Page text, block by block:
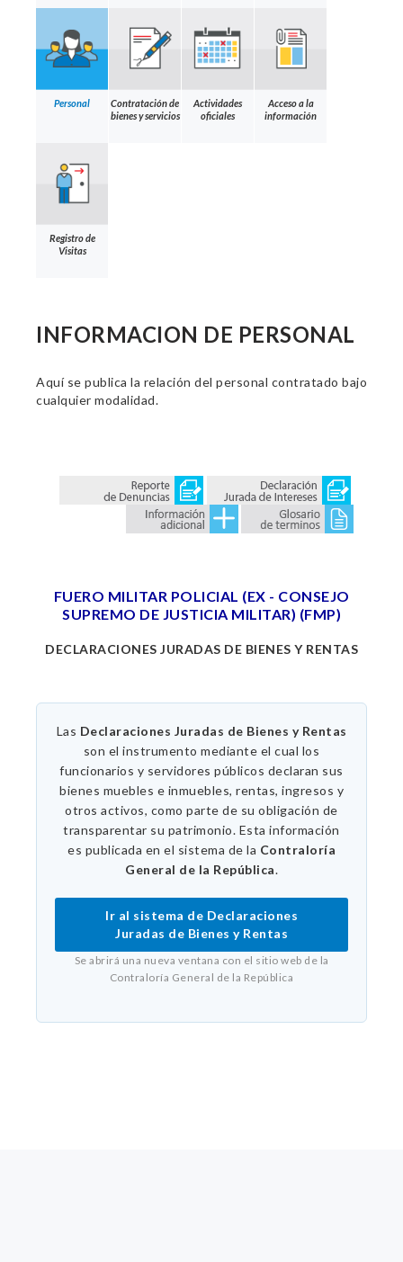
Personal
Contratación de
bienes y servicios
Actividades
oficiales
Acceso a la
información
Registro de
Visitas
INFORMACION DE PERSONAL
Aquí se publica la relación del personal contratado bajo
cualquier modalidad.
FUERO MILITAR POLICIAL (EX - CONSEJO
SUPREMO DE JUSTICIA MILITAR) (FMP)
DECLARACIONES JURADAS DE BIENES Y RENTAS
Las Declaraciones Juradas de Bienes y Rentas
son el instrumento mediante el cual los
funcionarios y servidores públicos declaran sus
bienes muebles e inmuebles, rentas, ingresos y
otros activos, como parte de su obligación de
transparentar su patrimonio. Esta información
es publicada en el sistema de la Contraloría
General de la República.
Ir al sistema de Declaraciones
Juradas de Bienes y Rentas
Se abrirá una nueva ventana con el sitio web de la
Contraloría General de la República